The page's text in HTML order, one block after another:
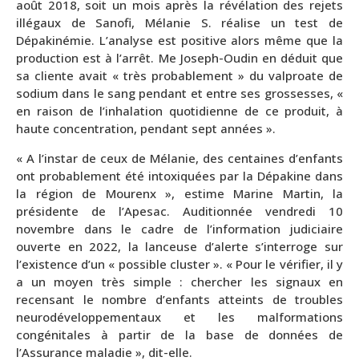
août 2018, soit un mois après la révélation des rejets
illégaux de Sanofi, Mélanie S. réalise un test de
Dépakinémie. L’analyse est positive alors même que la
production est à l’arrêt. Me Joseph-Oudin en déduit que
sa cliente avait « très probablement » du valproate de
sodium dans le sang pendant et entre ses grossesses, «
en raison de l’inhalation quotidienne de ce produit, à
haute concentration, pendant sept années ».
« A l’instar de ceux de Mélanie, des centaines d’enfants
ont probablement été intoxiquées par la Dépakine dans
la région de Mourenx », estime Marine Martin, la
présidente de l’Apesac. Auditionnée vendredi 10
novembre dans le cadre de l’information judiciaire
ouverte en 2022, la lanceuse d’alerte s’interroge sur
l’existence d’un « possible cluster ». « Pour le vérifier, il y
a un moyen très simple : chercher les signaux en
recensant le nombre d’enfants atteints de troubles
neurodéveloppementaux et les malformations
congénitales à partir de la base de données de
l’Assurance maladie », dit-elle.